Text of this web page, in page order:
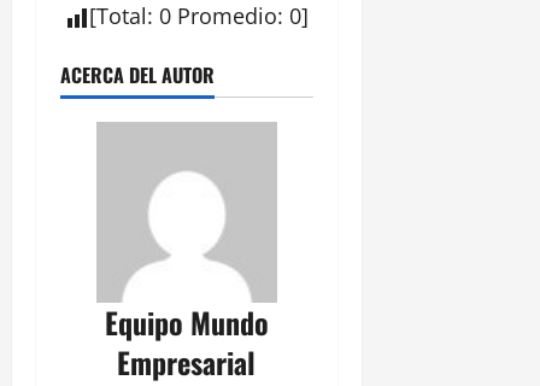
[Total: 0 Promedio: 0]
ACERCA DEL AUTOR
Equipo Mundo
Empresarial